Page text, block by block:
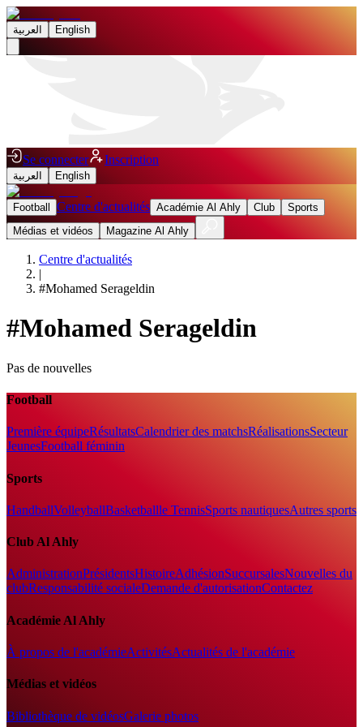
العربية English
Se connecter Inscription
العربية English
Football Centre d'actualités Académie Al Ahly Club
Sports
Médias et vidéos
Magazine Al Ahly
Centre d'actualités
|
#Mohamed Serageldin
#Mohamed Serageldin
Pas de nouvelles
Football
Première équipeRésultatsCalendrier des matchsRéalisationsSecteur
JeunesFootball féminin
Sports
HandballVolleyballBasketballle TennisSports nautiquesAutres sports
Club Al Ahly
AdministrationPrésidentsHistoireAdhésionSuccursalesNouvelles du
clubResponsabilité socialeDemande d'autorisationContactez
Académie Al Ahly
À propos de l'académieActivitésActualités de l'académie
Médias et vidéos
Bibliothèque de vidéosGalerie photos